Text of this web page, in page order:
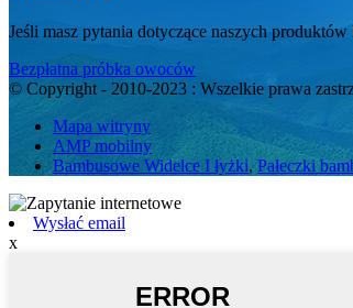
Jeśli masz pytania dotyczące naszych
Bezpłatna próbka owoców
© Copyright - 2010-2023 : Wszelkie prawa
Mapa witryny
AMP mobilny
Bambusowe Widelce I łyżki,Pałeczki
Wysłać email
x